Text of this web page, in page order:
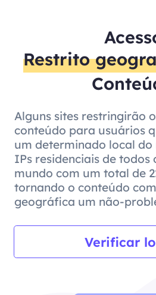
Restrito
Alguns sites restringirão
conteúdo para usuários
um determinado local do
IPs residenciais de todos
mundo com um total de
tornando o conteúdo
geográfica um não-
Verificar